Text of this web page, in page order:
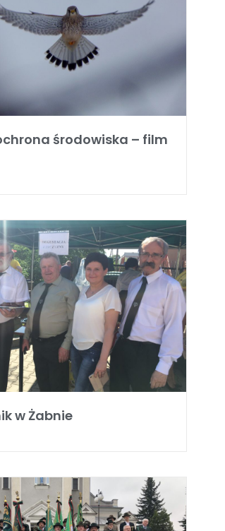
środowiska – film
w Żabnie